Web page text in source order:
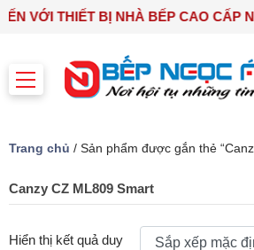
ĐẾN VỚI THIẾT BỊ NHÀ BẾP CAO CẤP
Trang chủ / Sản phẩm được gắn thẻ
Canzy CZ ML809 Smart
Hiển thị kết quả duy